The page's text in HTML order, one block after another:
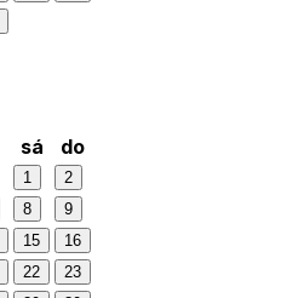
sá do
1
2
8
9
15
16
22
23